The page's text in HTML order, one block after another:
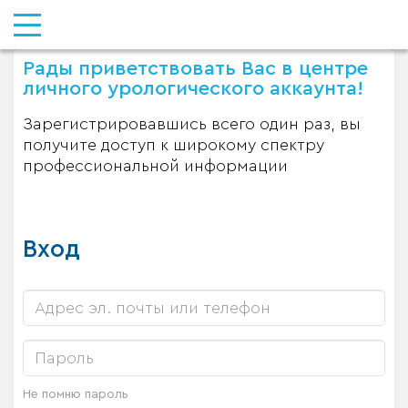
Рады приветствовать Вас в центре
личного урологического аккаунта!
Зарегистрировавшись всего один раз, вы
получите доступ к широкому спектру
профессиональной информации
Вход
Не помню пароль